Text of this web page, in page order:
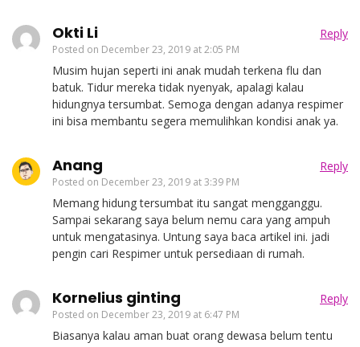
Okti Li
Posted on December 23, 2019 at 2:05 PM
Reply
Musim hujan seperti ini anak mudah terkena flu dan
batuk. Tidur mereka tidak nyenyak, apalagi kalau
hidungnya tersumbat. Semoga dengan adanya respimer
ini bisa membantu segera memulihkan kondisi anak ya.
Anang
Posted on December 23, 2019 at 3:39 PM
Reply
Memang hidung tersumbat itu sangat mengganggu.
Sampai sekarang saya belum nemu cara yang ampuh
untuk mengatasinya. Untung saya baca artikel ini. jadi
pengin cari Respimer untuk persediaan di rumah.
Kornelius ginting
Posted on December 23, 2019 at 6:47 PM
Reply
Biasanya kalau aman buat orang dewasa belum tentu